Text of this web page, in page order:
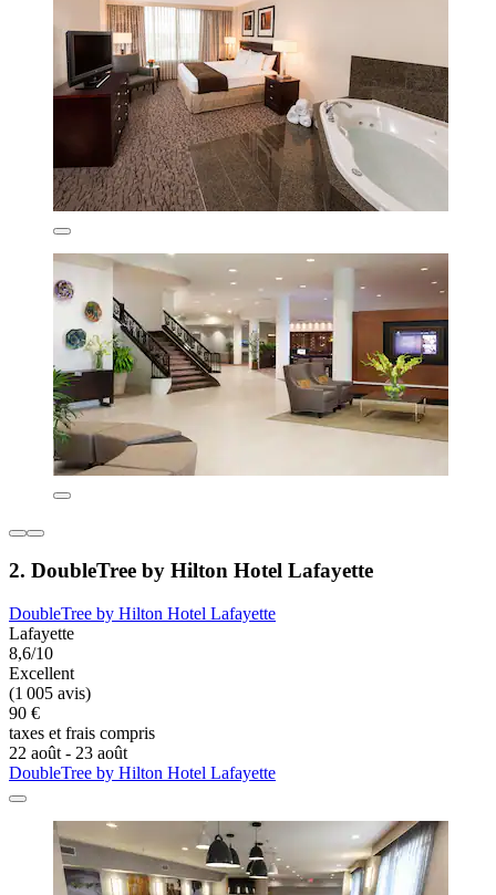
2. DoubleTree by Hilton Hotel Lafayette
DoubleTree by Hilton Hotel Lafayette
Lafayette
8,6/10
Excellent
(1 005 avis)
90 €
taxes et frais compris
22 août - 23 août
DoubleTree by Hilton Hotel Lafayette